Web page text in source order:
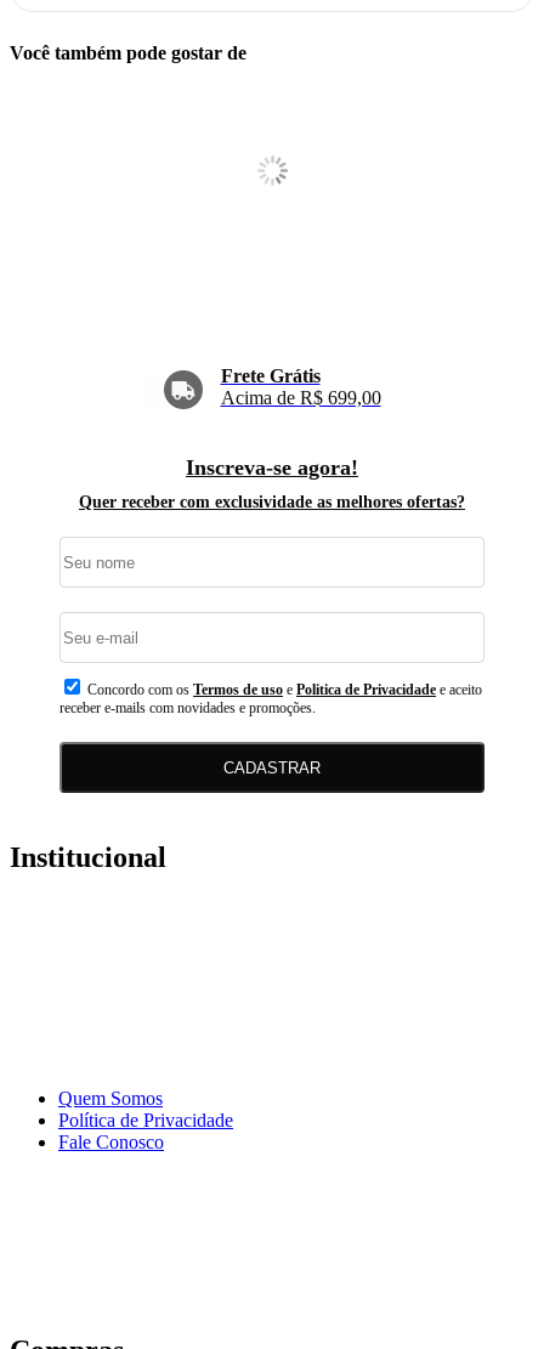
Você também pode gostar de
Frete Grátis
Acima de R$ 699,00
Inscreva-se agora!
Quer receber com exclusividade as melhores ofertas?
Concordo com os Termos de uso e Politica de Privacidade e aceito
receber e-mails com novidades e promoções.
CADASTRAR
Institucional
Quem Somos
Política de Privacidade
Fale Conosco